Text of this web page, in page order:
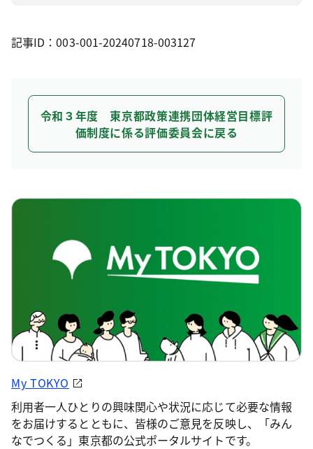
記事ID：003-001-20240718-003127
令和３年度 東京都政策連携団体経営目標評
価制度に係る評価委員会に戻る
My TOKYO
利用者一人ひとりの興味関心や状況に応じて必要な情報
をお届けするとともに、皆様のご意見を反映し、「みん
なでつくる」東京都の公式ポータルサイトです。